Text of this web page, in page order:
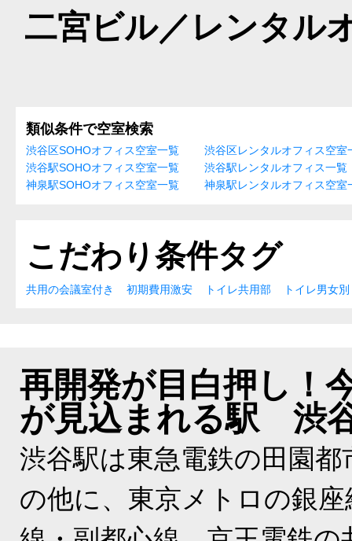
二宮ビル／レンタル
類似条件で空室検索
渋谷区SOHOオフィス空室一覧
渋谷区レンタルオフィス空室
渋谷駅SOHOオフィス空室一覧
渋谷駅レンタルオフィス一覧
神泉駅SOHOオフィス空室一覧
神泉駅レンタルオフィス空室
こだわり条件タグ
共用の会議室付き 初期費用激安 トイレ共用部 トイレ男女別
再開発が目白押し！
が見込まれる駅 渋
渋谷駅は東急電鉄の田園都
の他に、東京メトロの銀